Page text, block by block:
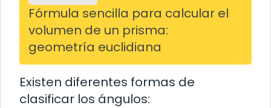
Fórmula sencilla para calcular el
volumen de un prisma:
geometría euclidiana
Existen diferentes formas de
clasificar los ángulos: